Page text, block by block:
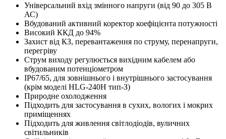
Універсальний вхід змінного напруги (від 90 до 305 В
АС)
Вбудований активний коректор коефіцієнта потужності
Високий ККД до 94%
Захист від КЗ, перевантаження по струму, перенапруги,
перегріву
Струм виходу регулюється вихідним кабелем або
вбудованим потенціометром
IP67/65, для зовнішнього і внутрішнього застосування
(крім моделі HLG-240H тип-З)
Природне охолодження
Підходить для застосування в сухих, вологих і мокрих
приміщеннях
Підходить для живлення світлодіодів, вуличних
світильників